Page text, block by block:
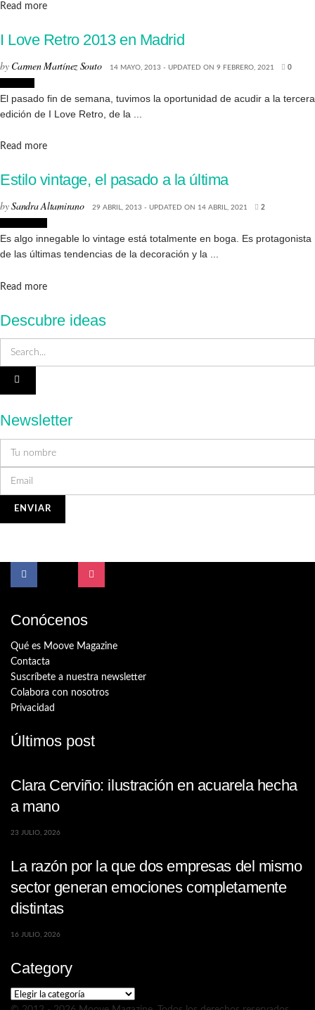
Read moreDetails
I Love Retro 2013 en Madrid
by Carmen Martínez Souto 14 MAYO, 2013 - UPDATED ON 9 FEBRERO, 2021 0
El pasado fin de semana, tuvimos la oportunidad de acudir a la tercera
edición de I Love Retro, de la ...
Read moreDetails
Estilo vintage, el pasado a la última
bySandra Altamirano 29 ABRIL, 2013 - UPDATED ON 14 ABRIL, 2021 2
Es algo innegable lo vintage está totalmente en boga. Es protagonista
de las últimas tendencias de la decoración y la ...
Read moreDetails
Descubre ideas
Newsletter
Conócenos
Qué es Moove Magazine
Contacta
Suscríbete a nuestra newsletter
Colabora con nosotros
Privacidad
Últimos post
Clara Cerviño: ilustración en acuarela hecha
a mano
23 JULIO, 2026
La razón por la que dos empresas del mismo
sector generan emociones completamente
distintas
16 JULIO, 2026
Category
Category